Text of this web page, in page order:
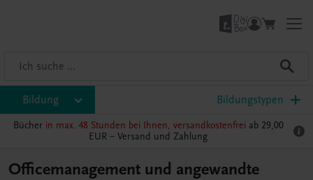
Bildung Bildungstypen
Bücher in max. 48 Stunden bei Ihnen, versandkostenfrei ab 29,00
EUR – Versand und Zahlung
Officemanagement und angewandte